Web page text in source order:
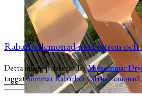
Rabarberlemonad med citron och
Detta inlägg publiceradesMidsommar
taggatSommarRabarberCitrusLemonad.